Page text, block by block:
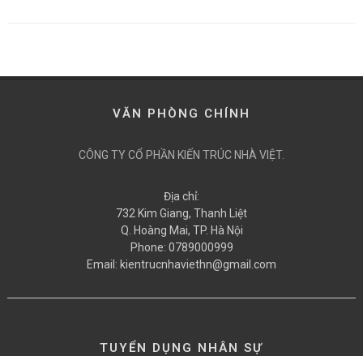
VĂN PHÒNG CHÍNH
CÔNG TY CỔ PHẦN KIẾN TRÚC NHÀ VIỆT.
Địa chỉ:
732 Kim Giang, Thanh Liệt
Q. Hoàng Mai, TP. Hà Nội
Phone: 0789000999
Email: kientrucnhaviethn@gmail.com
TUYỂN DỤNG NHÂN SỰ